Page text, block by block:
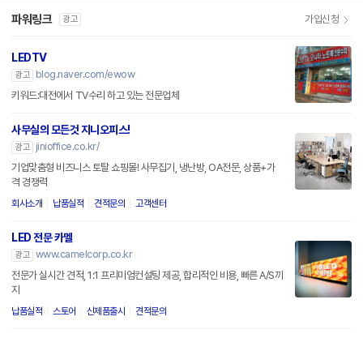
파워링크 광고 가입신청
LEDTV
광고
blog.naver.com/ewow
키워드:대전에서 TV수리 하고 있는 전문업체
사무실의 모든것 지니오피스!
광고
jinioffice.co.kr/
기업맞춤형 비즈니스 토탈 쇼핑몰! 사무집기, 냉난방, OA전문, 상품+가
격 경쟁력
회사소개 납품실적 견적문의 고객센터
LED 전문 카멜
광고 www.camelcorp.co.kr
전문가 실시간 견적, 1:1 프리미엄컨설팅 제공, 합리적인 비용, 빠른 A/S까
지
납품실적 스토어 신제품출시 견적문의